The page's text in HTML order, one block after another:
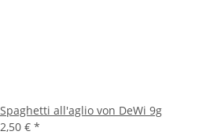
Spaghetti all'aglio von DeWi 9g
2,50 € *